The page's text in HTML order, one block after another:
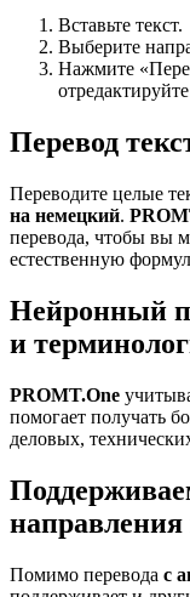
Вставьте текст.
Выберите
Нажмите
Перевод
Переводите целые
на немецкий.
перевода, чтобы вы
естественную
Нейронный
и
PROMT.One
помогает получать
деловых,
направления
Помимо перевода с